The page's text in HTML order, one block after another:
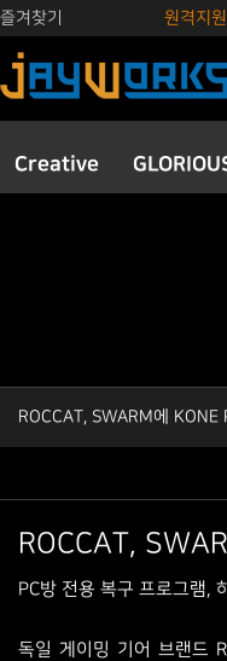
즐겨찾기 원격지원
Creative
ROCCAT, SWARM에 KONE
ROCCAT,
PC방 전용 복구 프로그램,
독일 게이밍 기어 브랜드